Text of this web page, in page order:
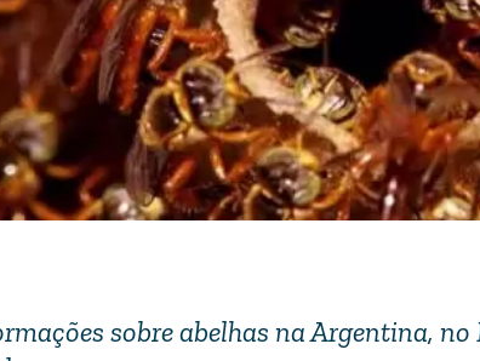
sobre abelhas na Argentina,